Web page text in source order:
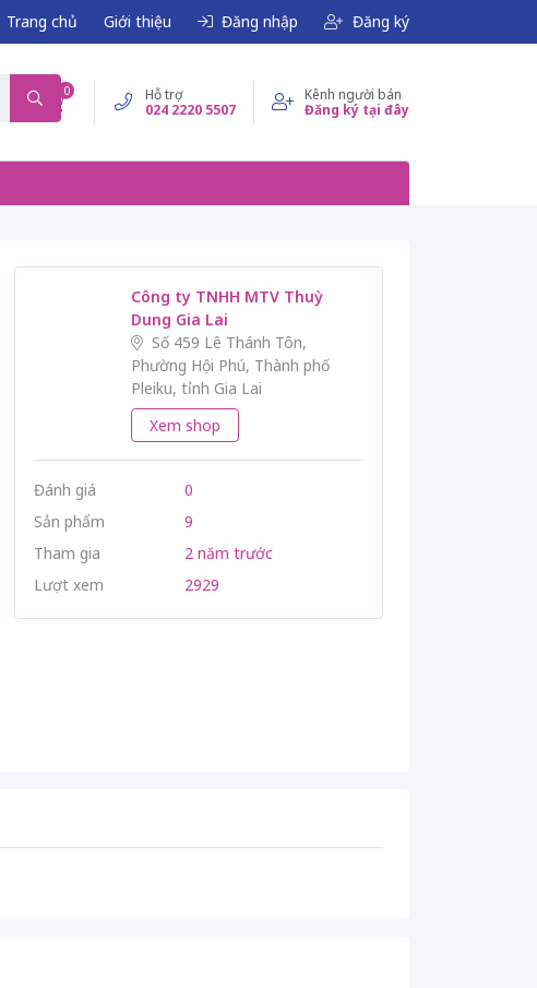
Trang chủ Giới thiệu Đăng nhập Đăng ký
0
Hỗ trợ
024 2220 5507
Kênh người bán
Đăng ký tại đây
Công ty TNHH MTV Thuỳ
Dung Gia Lai
Số 459 Lê Thánh Tôn,
Phường Hội Phú, Thành phố
Pleiku, tỉnh Gia Lai
Xem shop
Đánh giá
0
Sản phẩm
9
Tham gia
2 năm trước
Lượt xem
2929